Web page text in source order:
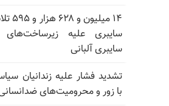
۱۴
سایبری علیه
سایبری آلبانی
تشدید فشار علیه زندانیان
با زور و محرومیت‌های